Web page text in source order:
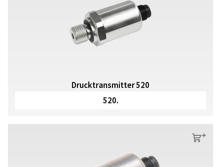
Drucktransmitter 520
520.
s